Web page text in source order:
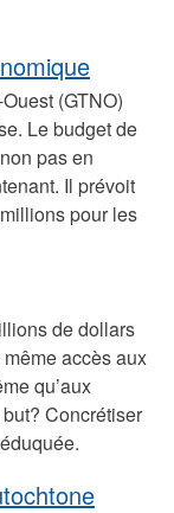
(GTNO)
Le budget de
pas en
Il prévoit
pour les
de dollars
accès aux
qu’aux
Concrétiser